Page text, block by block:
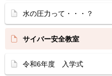
水の圧力って・・・？
サイバー安全教室
令和6年度 入学式